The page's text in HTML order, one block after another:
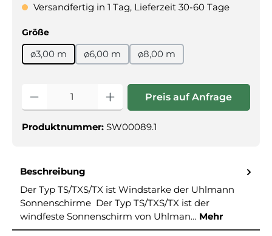
Versandfertig in 1 Tag, Lieferzeit 30-60 Tage
Größeauswählen
ø3,00 m ø6,00 m ø8,00 m
Produkt Anzahl: Gib den
Preis auf Anfrage
Produktnummer: SW00089.1
Beschreibung
Der Typ TS/TXS/TX ist Windstarke der Uhlmann
Sonnenschirme Der Typ TS/TXS/TX ist der
windfeste Sonnenschirm von Uhlman… Mehr